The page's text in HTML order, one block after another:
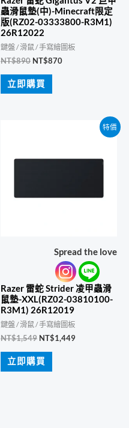
蟲滑鼠墊(中)-Minecraft限定
版(RZ02-03333800-R3M1)
26R12022
鍵盤 / 滑鼠 / 手寫繪圖板
NT$890 原
價
格：
NT$870目
立即購買
特價
Spread the love
Razer 雷蛇 Strider 凌甲蟲滑
鼠墊-XXL(RZ02-03810100-
R3M1) 26R12019
鍵盤 / 滑鼠 / 手寫繪圖板
NT$1,549 原
價
格：
NT$1,449目
立即購買